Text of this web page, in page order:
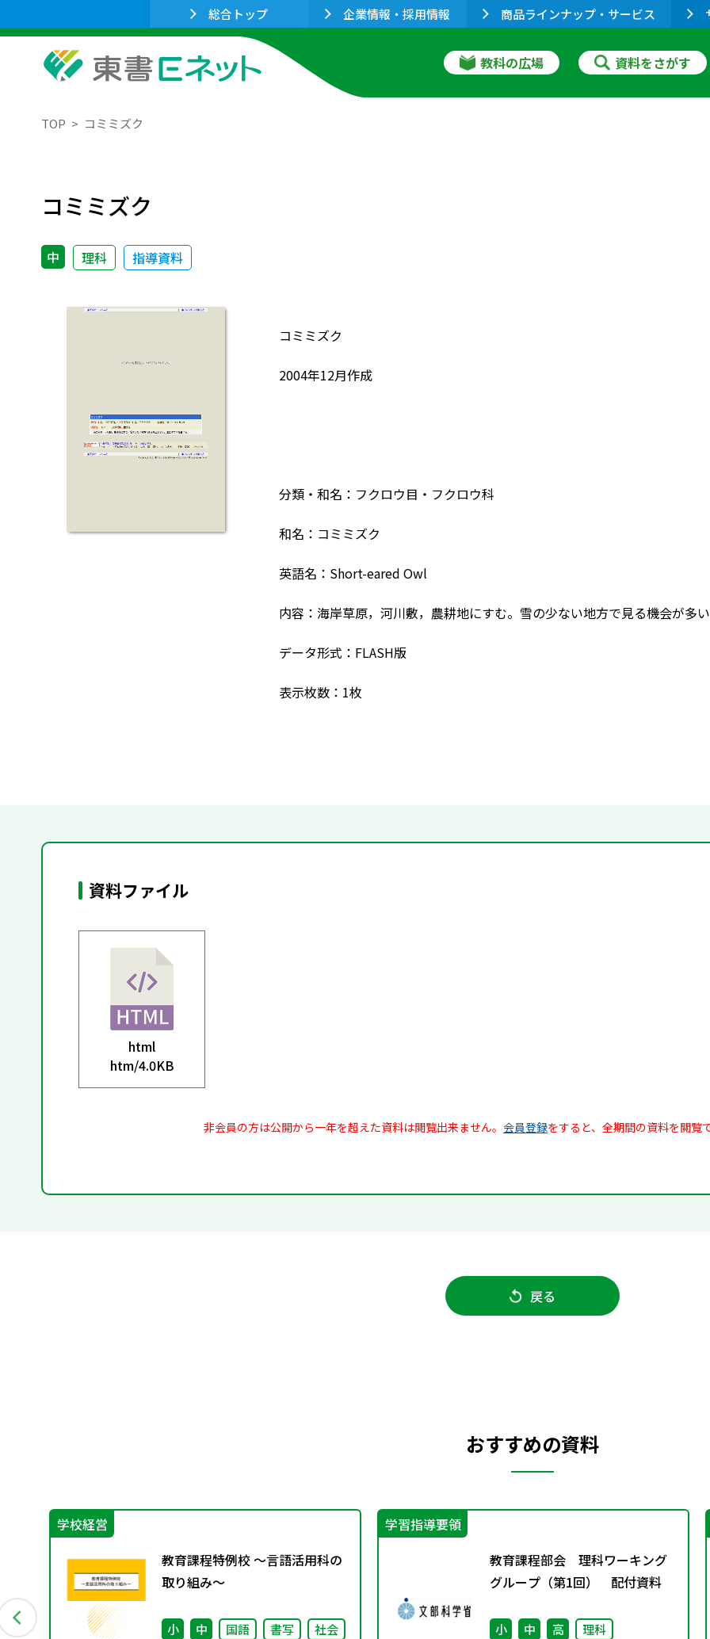
総合トップ 企業情報・採用情報 商品ラインナップ・サービス
教科の広場 資料をさがす
TOP コミミズク
コミミズク
中 理科 指導資料
コミミズク
2004年12月作成
分類・和名：フクロウ目・フクロウ科
和名：コミミズク
英語名：Short-eared Owl
内容：海岸草原，河川敷，農耕地にすむ。雪の少ない地方で見る機会が多
データ形式：FLASH版
表示枚数：1枚
資料ファイル
html
htm/4.0KB
非会員の方は公開から一年を超えた資料は閲覧出来ません。 会員登録をすると、全期間の資料を閲覧
戻る
おすすめの資料
学校経営
教育課程特例校 ～言語活用科の
取り組み～
小 中 国語 書写
社会
学習指導要領
教育課程部会 理科ワーキング
グループ（第1回） 配付資料
小 中 高 理科